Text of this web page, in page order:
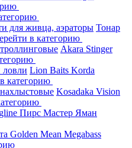
для живца, аэраторы Тонар
в категорию
Akara Stinger
ловли Lion Baits Korda
категорию
Kosadaka Vision
Пирс Мастер Яман
Golden Mean Megabass